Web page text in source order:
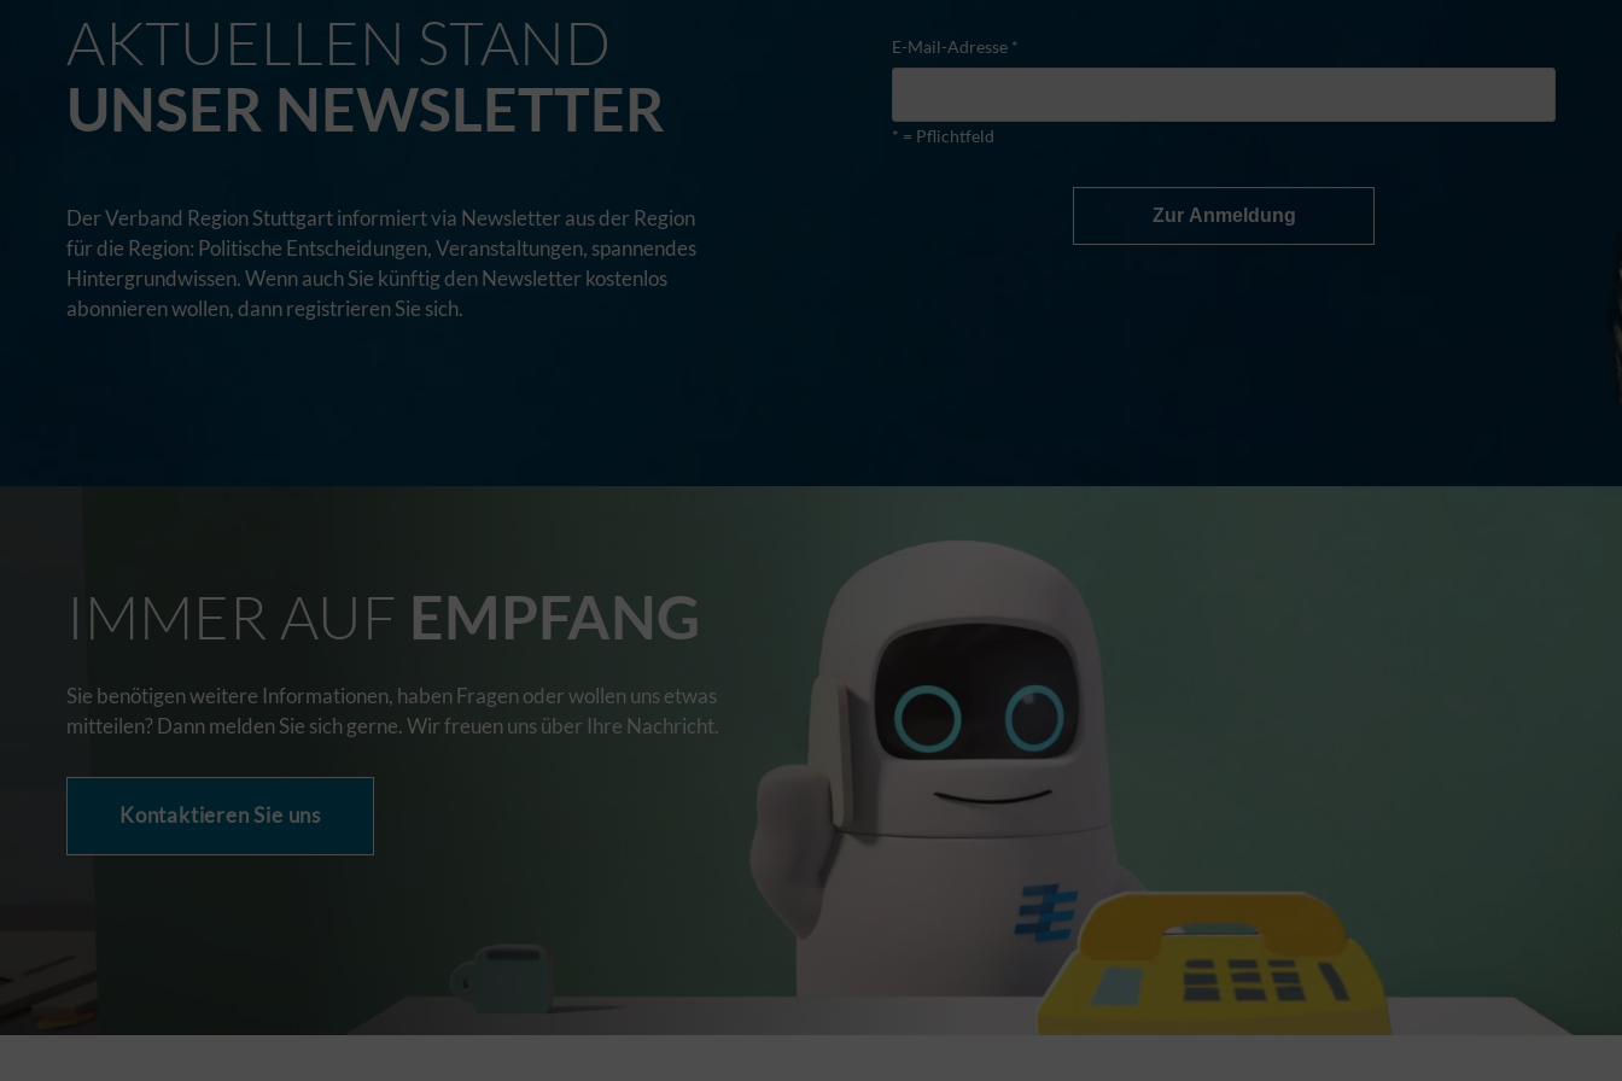
AKTUELLEN STAND
UNSER NEWSLETTER
Der Verband Region Stuttgart informiert via Newsletter aus der Region
für die Region: Politische Entscheidungen, Veranstaltungen, spannendes
Hintergrundwissen. Wenn auch Sie künftig den Newsletter kostenlos
abonnieren wollen, dann registrieren Sie sich.
E-Mail-Adresse *
* = Pflichtfeld
Zur Anmeldung
IMMER AUF EMPFANG
Sie benötigen weitere Informationen, haben Fragen oder wollen uns etwas
mitteilen? Dann melden Sie sich gerne. Wir freuen uns über Ihre Nachricht.
Kontaktieren Sie uns